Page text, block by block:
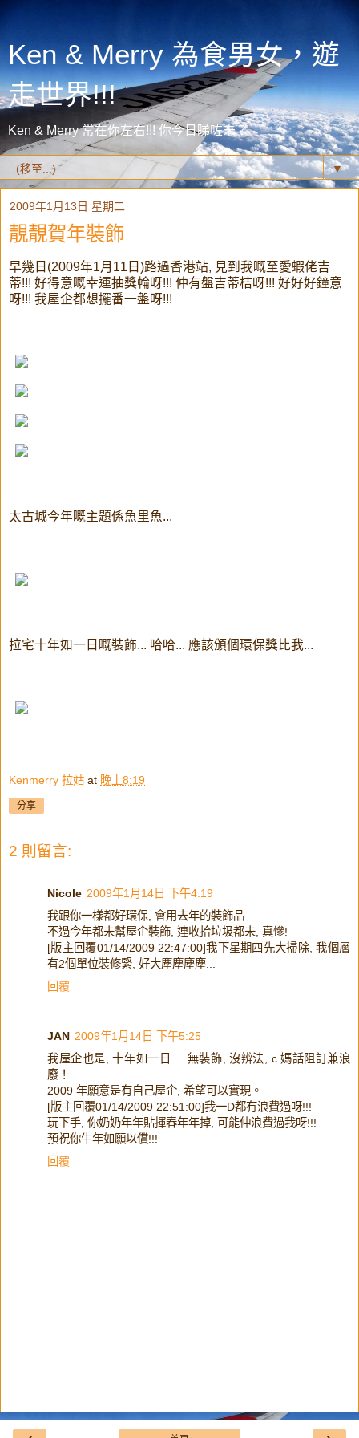
Ken & Merry 為食男女，遊
走世界!!!
Ken & Merry 常在你左右!!! 你今日睇咗未？
▼
2009年1月13日 星期二
靚靚賀年裝飾
早幾日(2009年1月11日)路過香港站, 見到我嘅至愛蝦佬吉
蒂!!! 好得意嘅幸運抽獎輪呀!!! 仲有盤吉蒂桔呀!!! 好好好鐘意
呀!!! 我屋企都想擺番一盤呀!!!
太古城今年嘅主題係魚里魚...
拉宅十年如一日嘅裝飾... 哈哈... 應該頒個環保獎比我...
Kenmerry 拉姑 at 晚上8:19
分享
2 則留言:
Nicole 2009年1月14日 下午4:19
我跟你一樣都好環保, 會用去年的裝飾品
不過今年都未幫屋企裝飾, 連收拾垃圾都未, 真慘!
[版主回覆01/14/2009 22:47:00]我下星期四先大掃除, 我個層
有2個單位裝修緊, 好大塵塵塵塵...
回覆
JAN 2009年1月14日 下午5:25
我屋企也是, 十年如一日.....無裝飾, 沒辨法, c 媽話阻訂兼浪
廢！
2009 年願意是有自己屋企, 希望可以實現。
[版主回覆01/14/2009 22:51:00]我一D都冇浪費過呀!!!
玩下手, 你奶奶年年貼揮春年年掉, 可能仲浪費過我呀!!!
預祝你牛年如願以償!!!
回覆